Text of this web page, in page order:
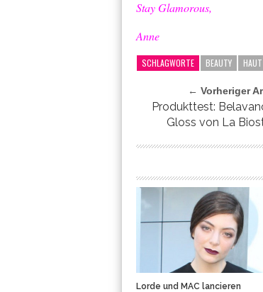
Stay Glamorous,
Anne
SCHLAGWORTE BEAUTY HAUT
← Vorheriger
Produkttest:
Gloss von La
Lorde und MAC lancieren